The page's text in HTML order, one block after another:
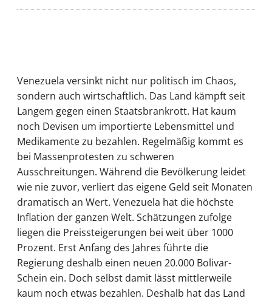
Venezuela versinkt nicht nur politisch im Chaos,
sondern auch wirtschaftlich. Das Land kämpft seit
Langem gegen einen Staatsbrankrott. Hat kaum
noch Devisen um importierte Lebensmittel und
Medikamente zu bezahlen. Regelmäßig kommt es
bei Massenprotesten zu schweren
Ausschreitungen. Während die Bevölkerung leidet
wie nie zuvor, verliert das eigene Geld seit Monaten
dramatisch an Wert. Venezuela hat die höchste
Inflation der ganzen Welt. Schätzungen zufolge
liegen die Preissteigerungen bei weit über 1000
Prozent. Erst Anfang des Jahres führte die
Regierung deshalb einen neuen 20.000 Bolivar-
Schein ein. Doch selbst damit lässt mittlerweile
kaum noch etwas bezahlen. Deshalb hat das Land